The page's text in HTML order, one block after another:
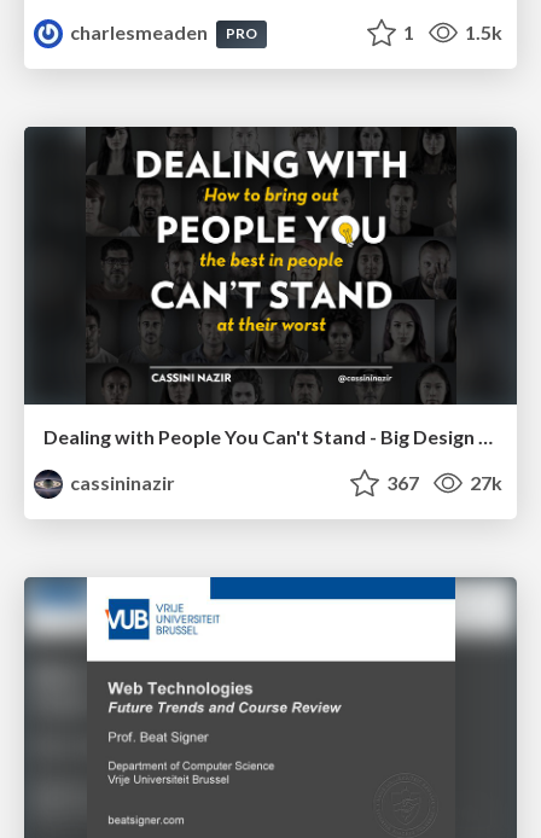
charlesmeaden
PRO 1 1.5k
Dealing with People You Can't Stand - Big Design 2015
cassininazir
367 27k